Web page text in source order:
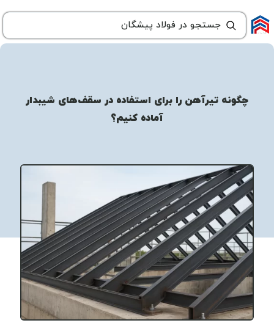
چگونه تیرآهن را برای استفاده در سقف‌های شیبدار
آماده کنیم؟